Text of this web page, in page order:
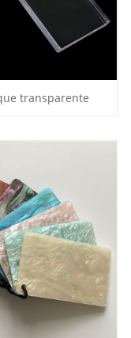
transparente